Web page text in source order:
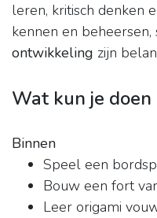
leren, kritisch denken
kennen en
ontwikkeling zijn
Wat kun je
Binnen
Speel een
Bouw een fort
Leer origami